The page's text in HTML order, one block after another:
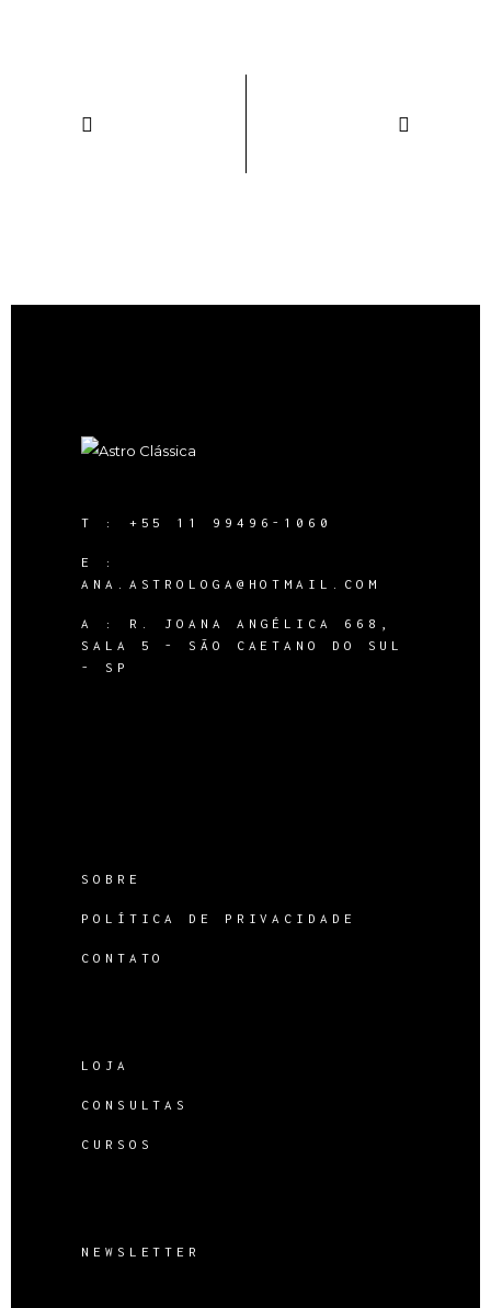
T : +55 11 99496-1060
E :
ANA.ASTROLOGA@HOTMAIL.COM
A :
R. JOANA ANGÉLICA 668,
SALA 5 - SÃO CAETANO DO SUL
- SP
SOBRE
POLÍTICA DE PRIVACIDADE
CONTATO
LOJA
CONSULTAS
CURSOS
NEWSLETTER